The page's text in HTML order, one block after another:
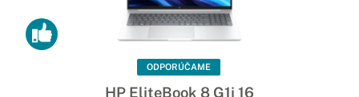
ODPORÚČAME
HP EliteBook 8 G1i 16